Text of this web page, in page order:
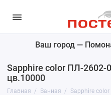
Ваш город —
Sapphire color ПЛ-2602-
цв.10000
Главная Ванная Sapphire